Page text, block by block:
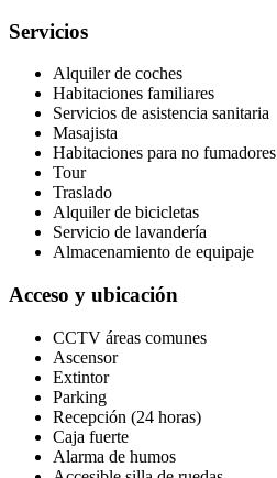
Servicios
Alquiler de coches
Habitaciones familiares
Servicios de asistencia sanitaria
Masajista
Habitaciones para no fumadores
Tour
Traslado
Alquiler de bicicletas
Servicio de lavandería
Almacenamiento de equipaje
Acceso y ubicación
CCTV áreas comunes
Ascensor
Extintor
Parking
Recepción (24 horas)
Caja fuerte
Alarma de humos